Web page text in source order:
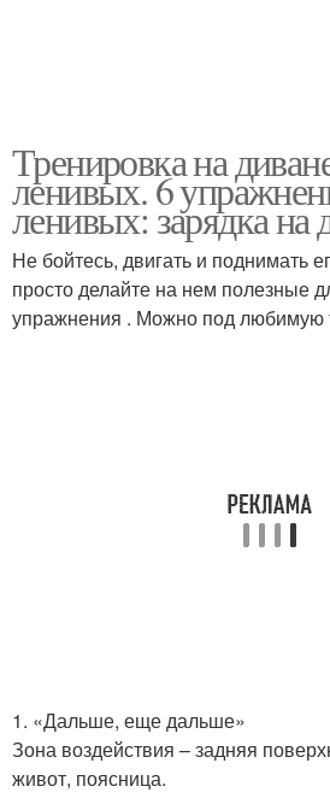
Тренировка на
ленивых. 6
ленивых: зарядка на
Не бойтесь, двигать и поднимать
просто делайте на нем полезные
упражнения . Можно под любимую
1. «Дальше, еще дальше»
Зона воздействия – задняя
живот, поясница.